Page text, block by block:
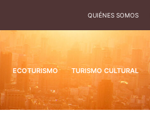
QUIÉNES SOMOS
ECOTURISMO TURISMO CULTURAL